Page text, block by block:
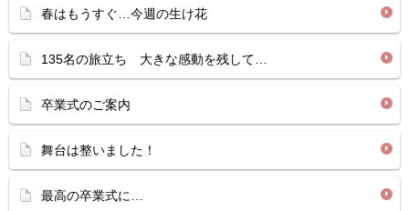
春はもうすぐ…今週の生け花
135名の旅立ち 大きな感動を残して…
卒業式のご案内
舞台は整いました！
最高の卒業式に…